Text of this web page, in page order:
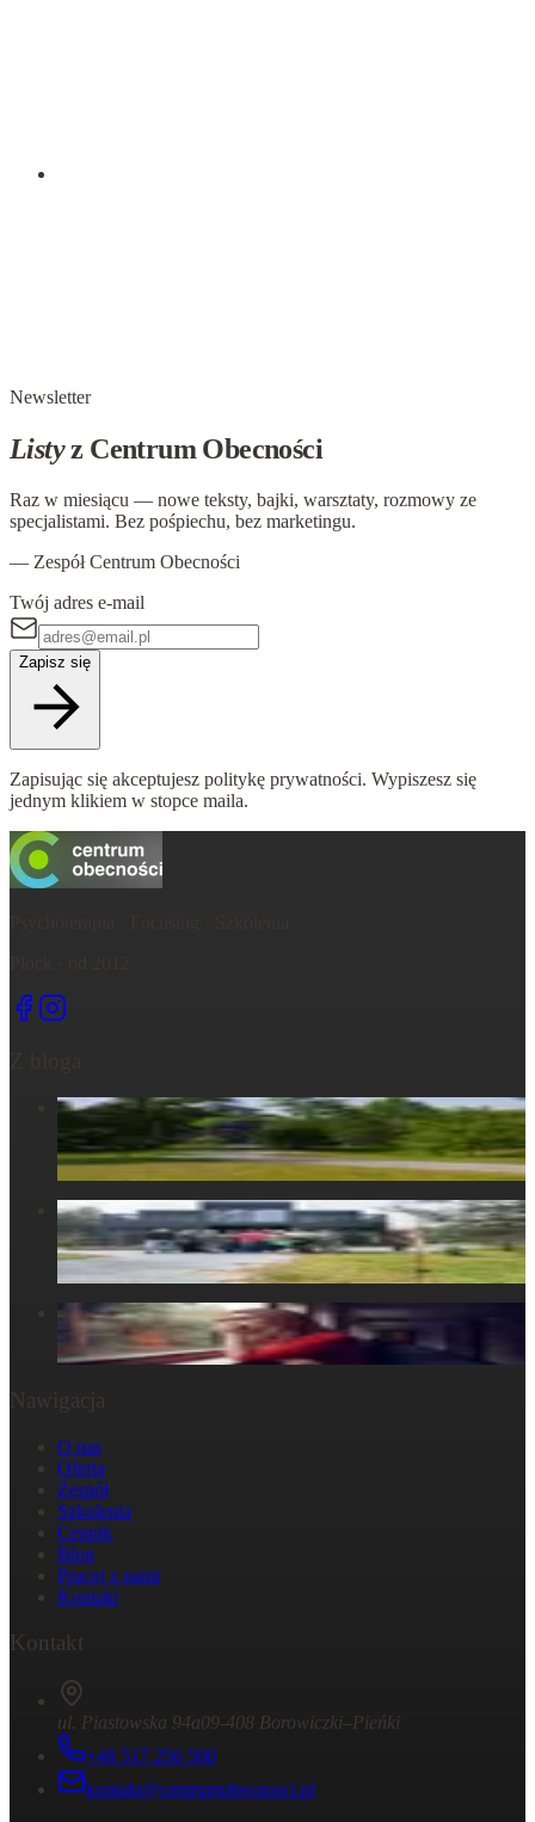
Newsletter
Listyz Centrum Obecności
Raz w miesiącu — nowe teksty, bajki, warsztaty, rozmowy ze
specjalistami. Bez pośpiechu, bez marketingu.
— Zespół Centrum Obecności
Twój adres e-mail
Zapisz się
Zapisując się akceptujesz politykę prywatności. Wypiszesz się
jednym klikiem w stopce maila.
Centrum Obecności – świętujemy – życie, które wydarza się
tu, razem...
6 maja 2025
Centrum Obecności – Miejsce, gdzie natura splata się z
ludzkim doświadczeniem
30 marca 2025
W głowie się nie mieści, ale w ciele już tak: Strata
29 października 2024
Nawigacja
O nas
Oferta
Zespół
Szkolenia
Cennik
Blog
Pracuj z nami
Kontakt
Kontakt
ul. Piastowska 94a09-408 Borowiczki–Pieńki
+48 517 256 500
kontakt@centrumobecnosci.pl